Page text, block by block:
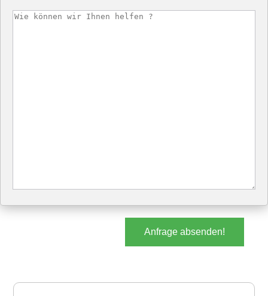
Anfrage absenden!